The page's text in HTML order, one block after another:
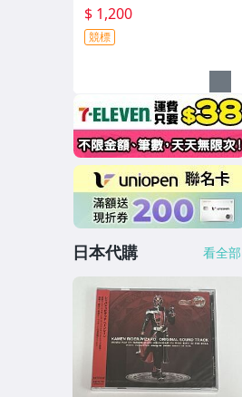
紙盒版專輯 CD / 附歌詞 可
讀取版本 保存良好
$ 1,200
競標
日本代購 看全部